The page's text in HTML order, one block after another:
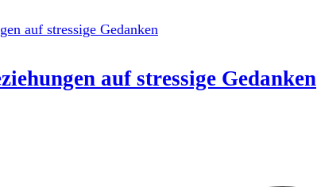
auf stressige Gedanken